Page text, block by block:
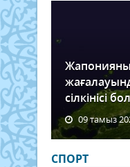
сілкінісі
09 тамыз
СПОРТ